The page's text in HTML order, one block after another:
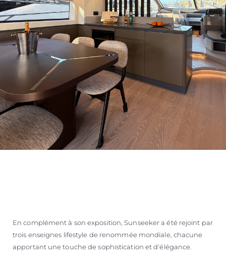
En complément à son exposition, Sunseeker a été rejoint par
trois enseignes lifestyle de renommée mondiale, chacune
apportant une touche de sophistication et d'élégance.